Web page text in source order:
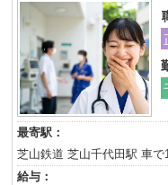
最寄駅：
芝山鉄道 芝山千代田駅 車で
給与：